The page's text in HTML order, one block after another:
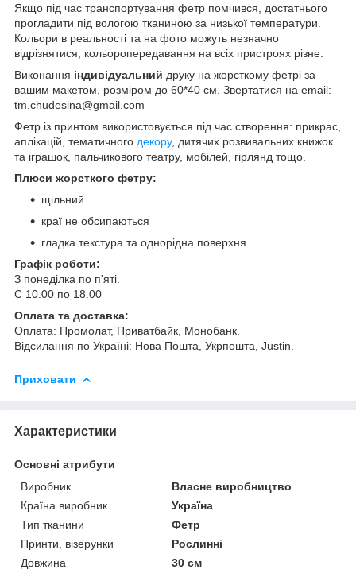
Якщо під час транспортування фетр помчився, достатнього
прогладити під вологою тканиною за низької температури.
Кольори в реальності та на фото можуть незначно
відрізнятися, кольоропередавання на всіх пристроях різне.
Виконання індивідуальний друку на жорсткому фетрі за
вашим макетом, розміром до 60*40 см. Звертатися на email:
tm.chudesina@gmail.com
Фетр із принтом використовується під час створення: прикрас,
аплікацій, тематичного декору, дитячих розвивальних книжок
та іграшок, пальчикового театру, мобілей, гірлянд тощо.
Плюси жорсткого фетру:
щільний
краї не обсипаються
гладка текстура та однорідна поверхня
Графік роботи:
З понеділка по п'яті.
С 10.00 по 18.00
Оплата та доставка:
Оплата: Промолат, Приватбайк, Монобанк.
Відсилання по Україні: Нова Пошта, Укрпошта, Justin.
Приховати
Характеристики
Основні атрибути
Виробник
Власне виробництво
Країна виробник
Україна
Тип тканини
Фетр
Принти, візерунки
Рослинні
Довжина
30 см